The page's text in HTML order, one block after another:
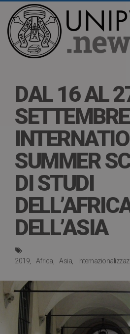
DAL 16 AL
SUMMER
DI STUDI
DELL’ASIA
2019 Africa Asia